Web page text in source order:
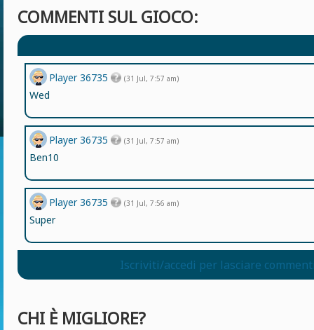
COMMENTI SUL GIOCO:
Player 36735 (31 Jul, 7:56 am)
Super
Player 36735 (31 Jul, 7:57 am)
Ben10
Player 36735 (31 Jul, 7:57 am)
Wed
Iscriviti/accedi per lasciare
CHI È MIGLIORE?